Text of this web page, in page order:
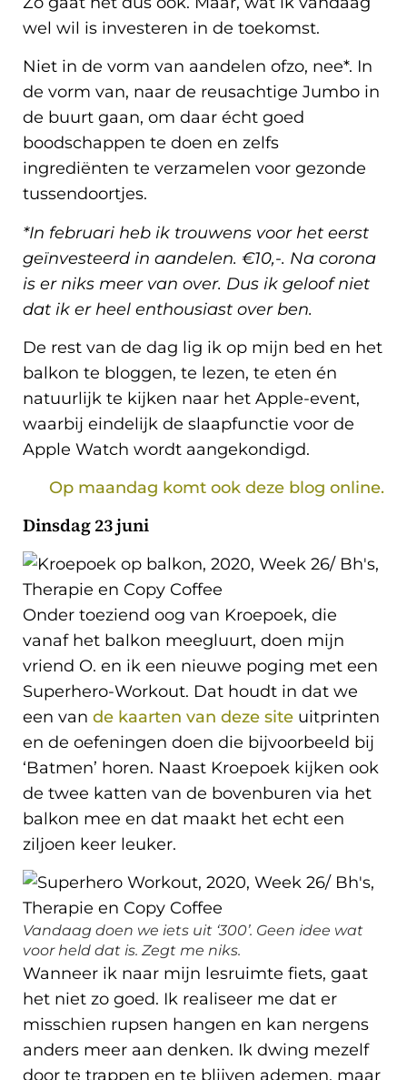
wel wil is investeren in de toekomst.
Niet in de vorm van aandelen ofzo, nee*. In
de vorm van, naar de reusachtige Jumbo in
de buurt gaan, om daar écht goed
boodschappen te doen en zelfs
ingrediënten te verzamelen voor gezonde
tussendoortjes.
*In februari heb ik trouwens voor het eerst
geïnvesteerd in aandelen. €10,-. Na corona
is er niks meer van over. Dus ik geloof niet
dat ik er heel enthousiast over ben.
De rest van de dag lig ik op mijn bed en het
balkon te bloggen, te lezen, te eten én
natuurlijk te kijken naar het Apple-event,
waarbij eindelijk de slaapfunctie voor de
Apple Watch wordt aangekondigd.
Op maandag komt ook deze blog online.
Dinsdag 23 juni
Onder toeziend oog van Kroepoek, die
vanaf het balkon meegluurt, doen mijn
vriend O. en ik een nieuwe poging met een
Superhero-Workout. Dat houdt in dat we
een van de kaarten van deze site uitprinten
en de oefeningen doen die bijvoorbeeld bij
‘Batmen’ horen. Naast Kroepoek kijken ook
de twee katten van de bovenburen via het
balkon mee en dat maakt het echt een
ziljoen keer leuker.
Vandaag doen we iets uit ‘300’. Geen idee wat
voor held dat is. Zegt me niks.
Wanneer ik naar mijn lesruimte fiets, gaat
het niet zo goed. Ik realiseer me dat er
misschien rupsen hangen en kan nergens
anders meer aan denken. Ik dwing mezelf
door te trappen en te blijven ademen, maar